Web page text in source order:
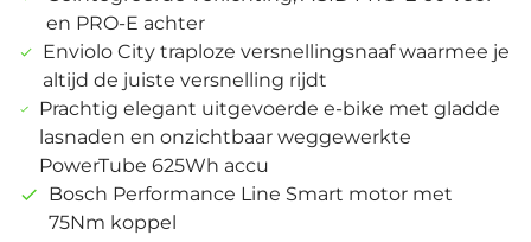
en PRO-E achter
Enviolo City traploze versnellingsnaaf waarmee je
altijd de juiste versnelling rijdt
Prachtig elegant uitgevoerde e-bike met gladde
lasnaden en onzichtbaar weggewerkte
PowerTube 625Wh accu
Bosch Performance Line Smart motor met
75Nm koppel